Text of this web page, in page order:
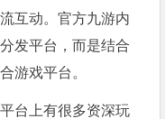
互动。官方九游内
发平台，而是结合
游戏平台。
台上有很多资深玩